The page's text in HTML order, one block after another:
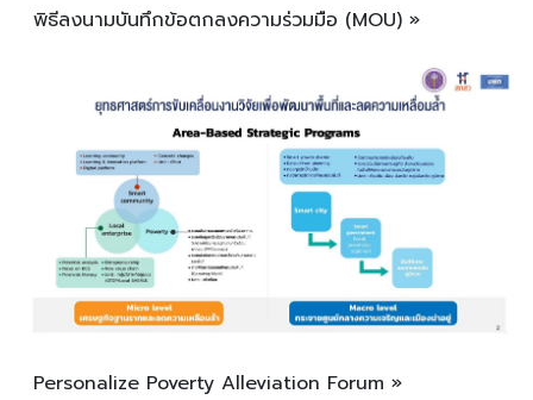
พิธีลงนามบันทึกข้อตกลงความร่วมมือ (MOU) »
Personalize Poverty Alleviation Forum »